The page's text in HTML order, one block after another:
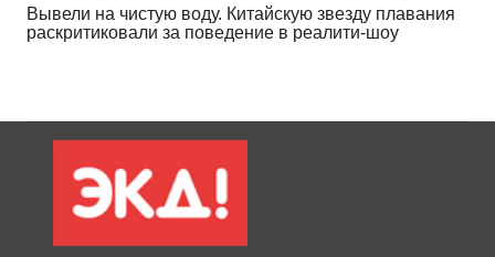
Вывели на чистую воду. Китайскую звезду плавания
раскритиковали за поведение в реалити-шоу